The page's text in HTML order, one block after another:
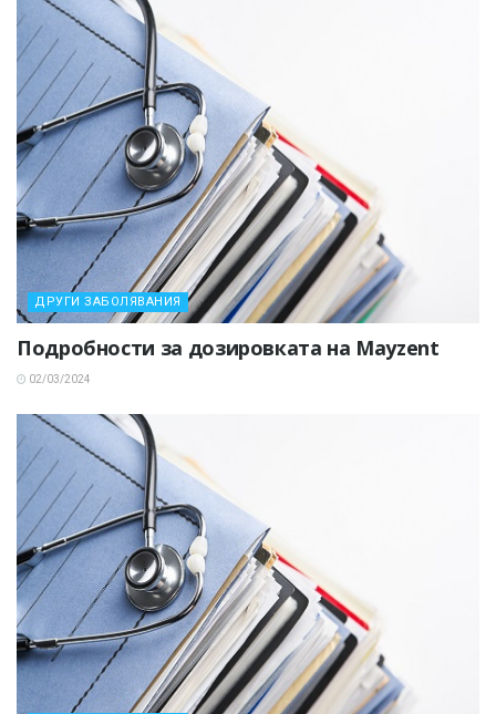
ДРУГИ ЗАБОЛЯВАНИЯ
Подробности за дозировката на Mayzent
02/03/2024